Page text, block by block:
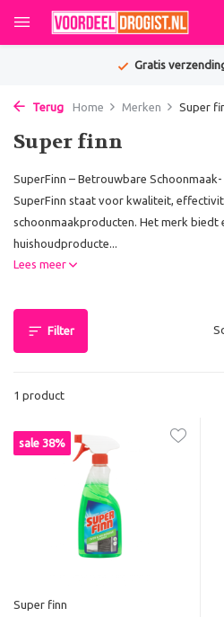
Gratis
Terug Home Merken Super
Super finn
SuperFinn – Betrouwbare
SuperFinn staat voor kwaliteit,
schoonmaakproducten. Het merk biedt
huishoudproducte...
Lees meer
Filter
1 product
sale 38%
Super finn